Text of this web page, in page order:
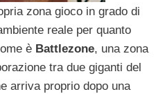
zona gioco in grado di
reale per quanto
è Battlezone, una zona
tra due giganti del
arriva proprio dopo una